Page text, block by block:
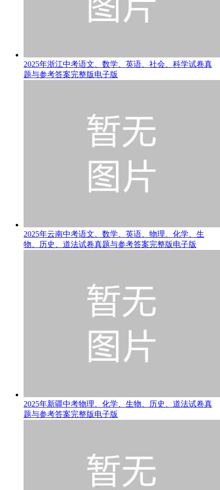
2025年浙江中考语文、数学、英语、社会、科学试卷真
题与参考答案完整版电子版
2025年云南中考语文、数学、英语、物理、化学、生
物、历史、道法试卷真题与参考答案完整版电子版
2025年新疆中考物理、化学、生物、历史、道法试卷真
题与参考答案完整版电子版